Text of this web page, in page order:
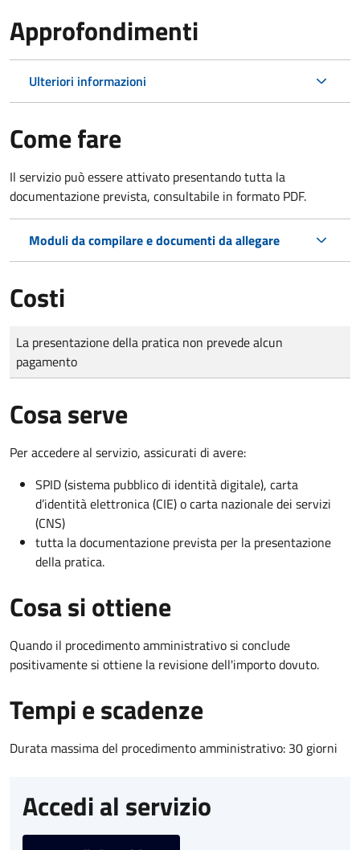
Approfondimenti
Ulteriori informazioni
Come fare
Il servizio può essere attivato presentando tutta la
documentazione prevista, consultabile in formato PDF.
Moduli da compilare e documenti da allegare
Costi
Tipo di pagamento
Importo
La presentazione della pratica non prevede alcun
pagamento
Cosa serve
Per accedere al servizio, assicurati di avere:
SPID (sistema pubblico di identità digitale), carta
d’identità elettronica (CIE) o carta nazionale dei servizi
(CNS)
tutta la documentazione prevista per la presentazione
della pratica.
Cosa si ottiene
Quando il procedimento amministrativo si conclude
positivamente si ottiene la revisione dell'importo dovuto.
Tempi e scadenze
Durata massima del procedimento amministrativo: 30 giorni
Accedi al servizio